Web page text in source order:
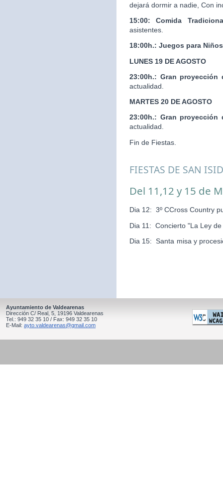
dejará dormir a nadie, Con
15:00: Comida
asistentes.
18:00h.: Juegos para Niños
LUNES 19 DE AGOSTO
23:00h.: Gran proyección
actualidad.
MARTES 20 DE AGOSTO
23:00h.: Gran proyección
actualidad.
Fin de Fiestas.
FIESTAS DE SAN
Del 11,12 y 15 de
Dia 12: 3º CCross Country
Dia 11: Concierto "La Ley
Dia 15: Santa misa y
Ayuntamiento de Valdearenas
Dirección C/ Real, 5, 19196 Valdearenas
Tel.: 949 32 35 10 / Fax: 949 32 35 10
E-Mail: ayto.valdearenas@gmail.com